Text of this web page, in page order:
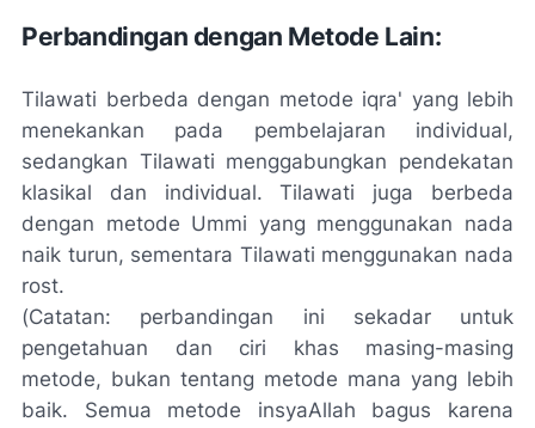
Perbandingan dengan Metode Lain:
Tilawati berbeda dengan metode iqra' yang lebih
menekankan pada pembelajaran individual,
sedangkan Tilawati menggabungkan pendekatan
klasikal dan individual. Tilawati juga berbeda
dengan metode Ummi yang menggunakan nada
naik turun, sementara Tilawati menggunakan nada
rost.
(Catatan: perbandingan ini sekadar untuk
pengetahuan dan ciri khas masing-masing
metode, bukan tentang metode mana yang lebih
baik. Semua metode insyaAllah bagus karena